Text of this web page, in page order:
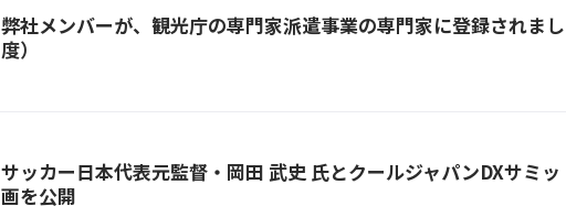
弊社メンバーが、観光庁の専門家派遣事業の専門家に登録されま
度）
サッカー日本代表元監督・岡田 武史 氏とクールジャパンDXサミ
画を公開